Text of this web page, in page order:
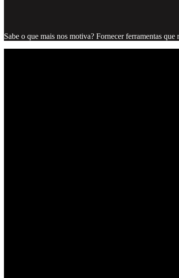
Sabe o que mais nos motiva? Fornecer ferramentas